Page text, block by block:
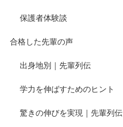
保護者体験談
合格した先輩の声
出身地別｜先輩列伝
学力を伸ばすためのヒント
驚きの伸びを実現｜先輩列伝